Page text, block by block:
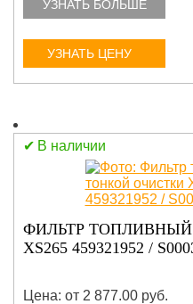
УЗНАТЬ БОЛЬШЕ
УЗНАТЬ ЦЕНУ
В наличии
ФИЛЬТР
XS265 459321952 /
Цена: от 2 877.00 руб.